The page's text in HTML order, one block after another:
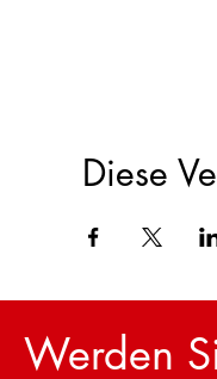
Diese
Werden